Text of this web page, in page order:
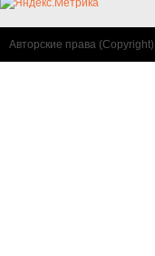
Авторские права